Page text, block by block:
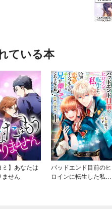
ている本
ミ】あなたは
ません
バッドエンド目前のヒ
ロインに転生した私、